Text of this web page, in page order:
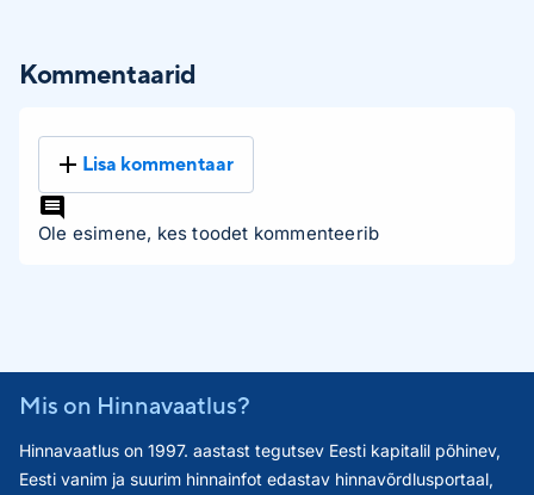
Kommentaarid
Lisa kommentaar
Ole esimene, kes toodet kommenteerib
Mis on Hinnavaatlus?
Hinnavaatlus on 1997. aastast tegutsev Eesti kapitalil põhinev,
Eesti vanim ja suurim hinnainfot edastav hinnavõrdlusportaal,